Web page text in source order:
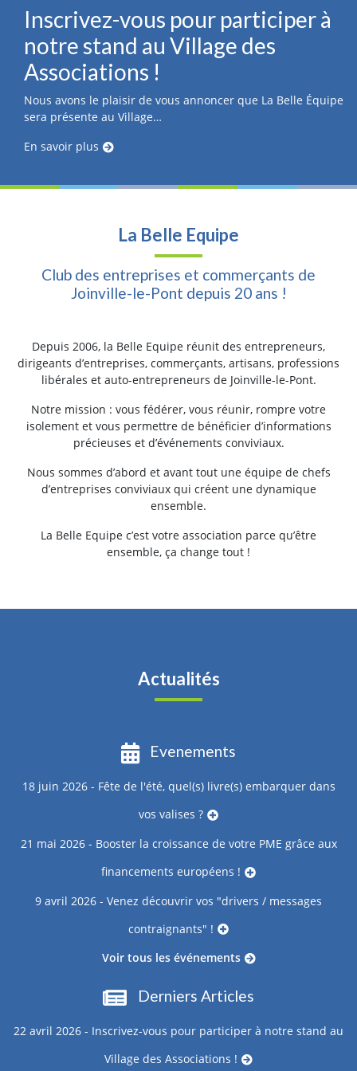
Inscrivez-vous pour participer à
notre stand au Village des
Associations !
Nous avons le plaisir de vous annoncer que La Belle Équipe
sera présente au Village…
En savoir plus
La Belle Equipe
Club des entreprises et commerçants de
Joinville-le-Pont depuis 20 ans !
Depuis 2006, la Belle Equipe réunit des entrepreneurs,
dirigeants d’entreprises, commerçants, artisans, professions
libérales et auto-entrepreneurs de Joinville-le-Pont.
Notre mission : vous fédérer, vous réunir, rompre votre
isolement et vous permettre de bénéficier d’informations
précieuses et d’événements conviviaux.
Nous sommes d’abord et avant tout une équipe de chefs
d’entreprises conviviaux qui créent une dynamique
ensemble.
La Belle Equipe c’est votre association parce qu’être
ensemble, ça change tout !
Actualités
Evenements
18 juin 2026 - Fête de l'été, quel(s) livre(s) embarquer dans
vos valises ?
21 mai 2026 - Booster la croissance de votre PME grâce aux
financements européens !
9 avril 2026 - Venez découvrir vos "drivers / messages
contraignants" !
Voir tous les événements
Derniers Articles
22 avril 2026 - Inscrivez-vous pour participer à notre stand au
Village des Associations !